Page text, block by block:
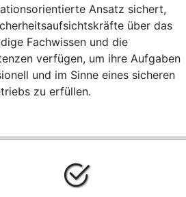
Ansatz sichert,
über das
Fachwissen und die
verfügen, um ihre Aufgaben
und im Sinne eines sicheren
zu erfüllen.